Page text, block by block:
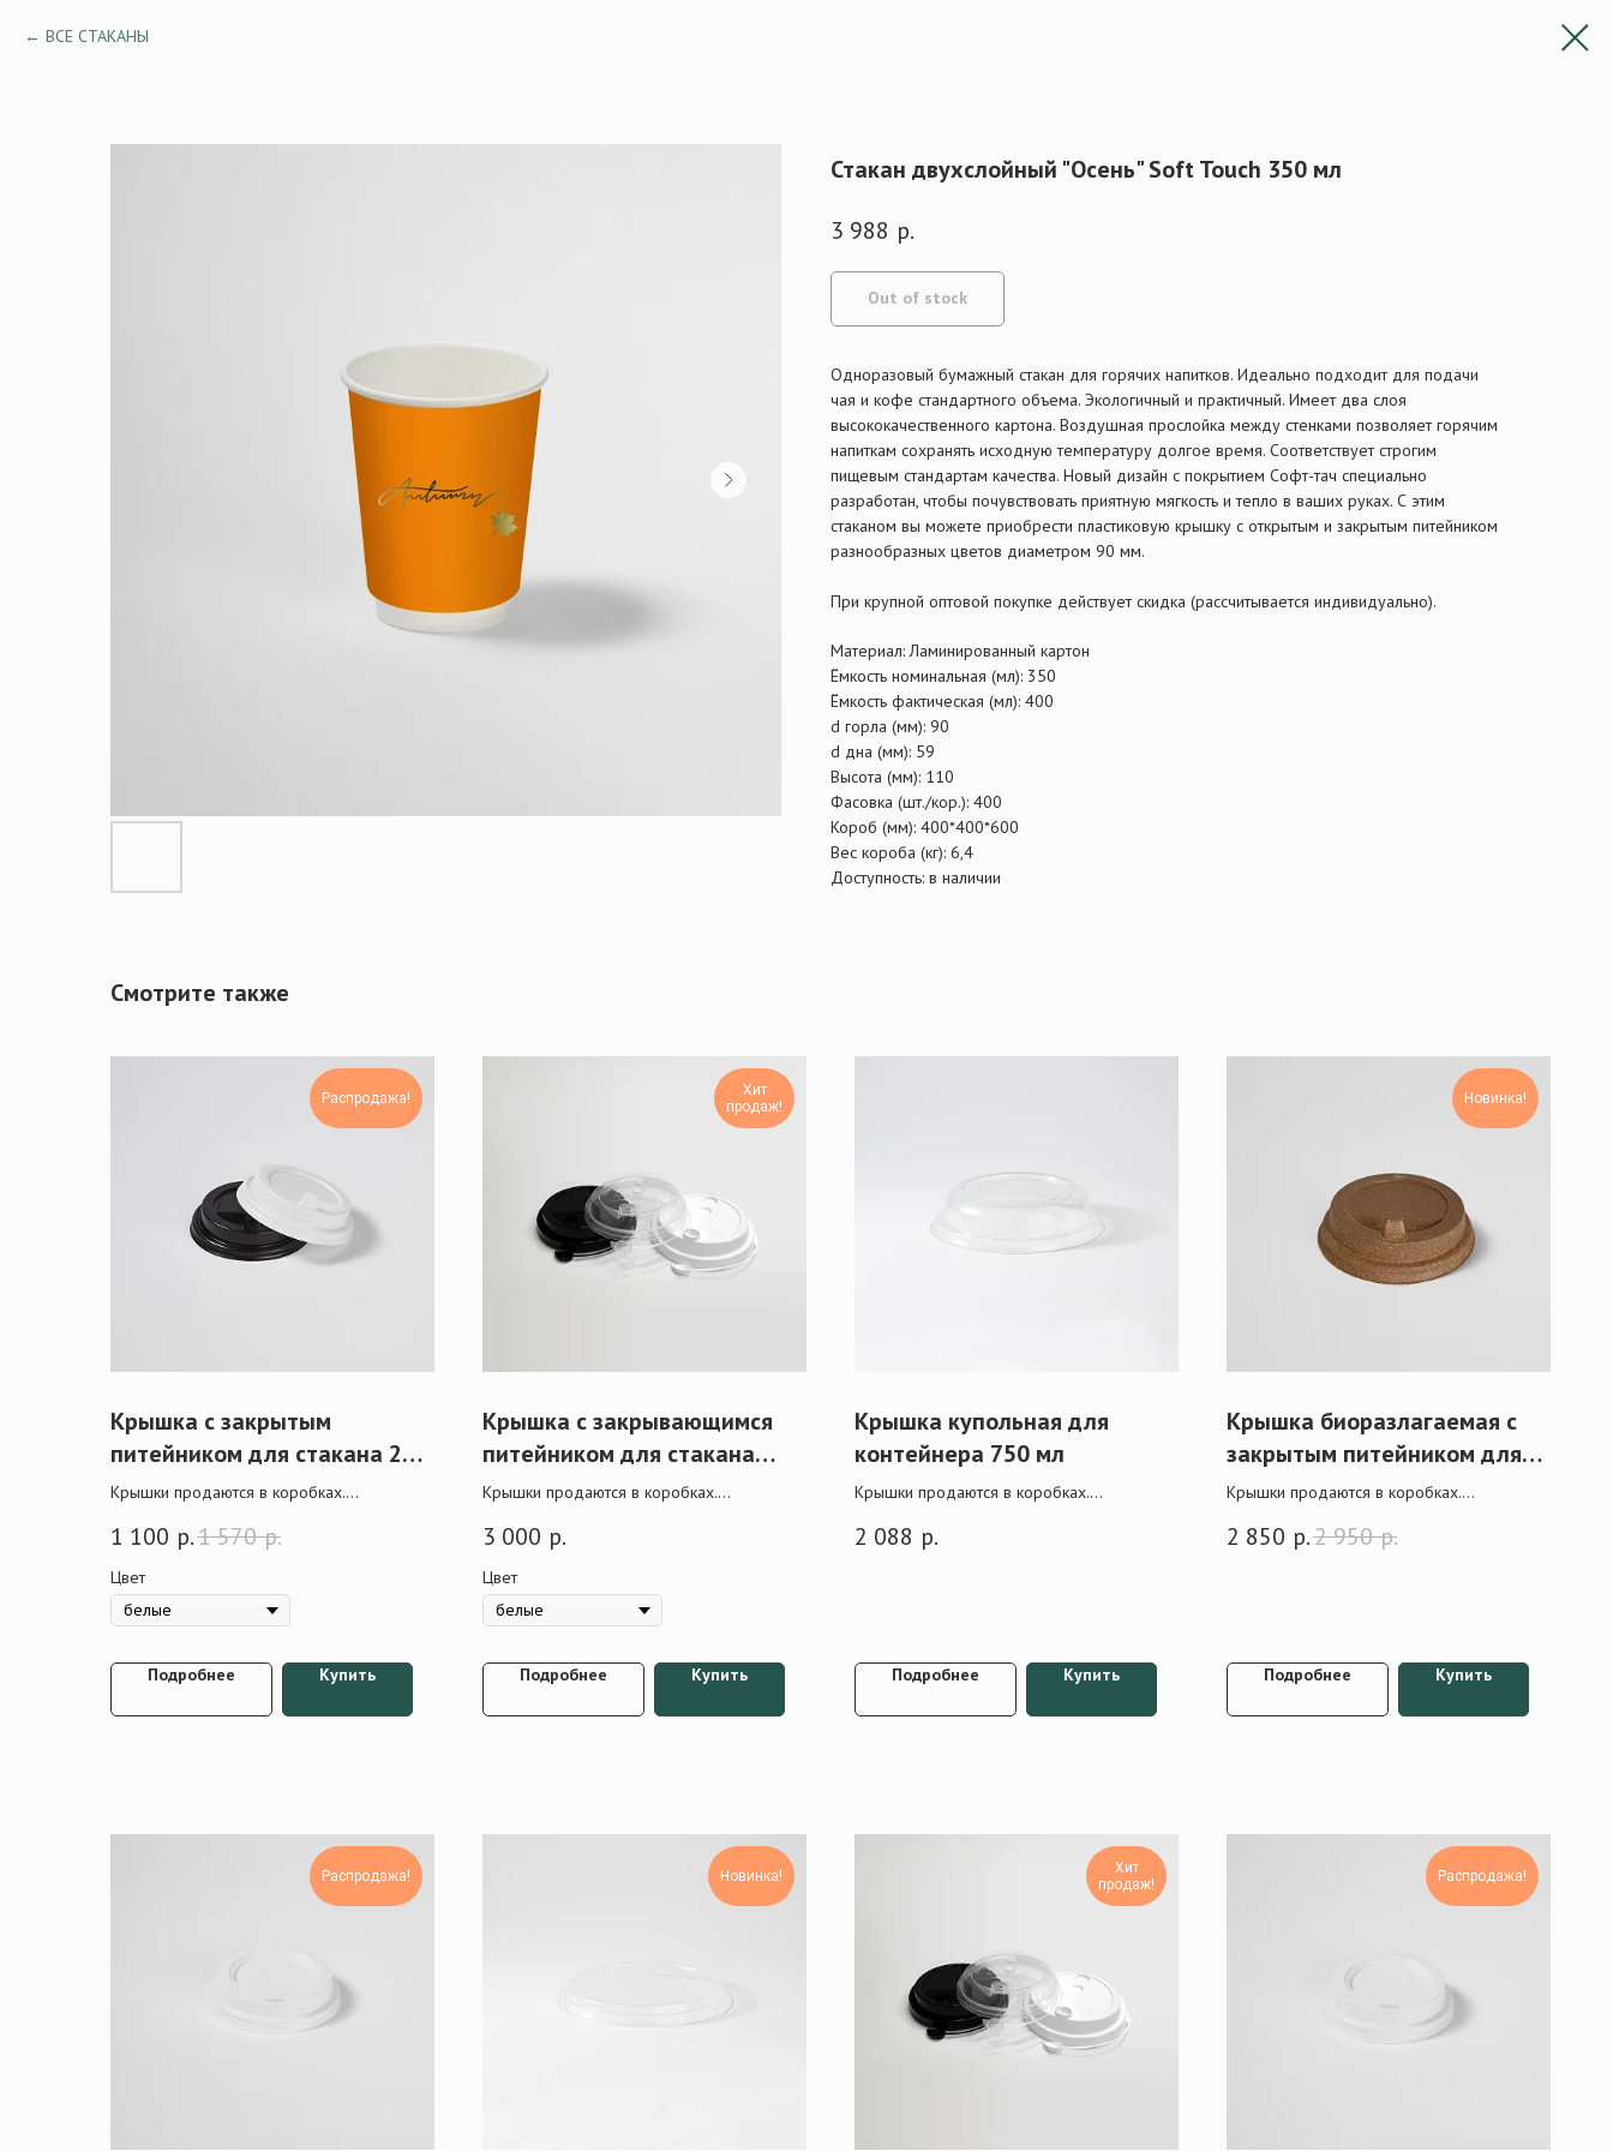
ВСЕ СТАКАНЫ
Стакан двухслойный "Осень" Soft Touch 350 мл
3 988 р.
Out of stock
Одноразовый бумажный стакан для горячих напитков. Идеально подходит для подачи
чая и кофе стандартного объема. Экологичный и практичный. Имеет два слоя
высококачественного картона. Воздушная прослойка между стенками позволяет горячим
напиткам сохранять исходную температуру долгое время. Соответствует строгим
пищевым стандартам качества. Новый дизайн с покрытием Софт-тач специально
разработан, чтобы почувствовать приятную мягкость и тепло в ваших руках. С этим
стаканом вы можете приобрести пластиковую крышку с открытым и закрытым питейником
разнообразных цветов диаметром 90 мм.
При крупной оптовой покупке действует скидка (рассчитывается индивидуально).
Материал: Ламинированный картон
Ёмкость номинальная (мл): 350
Ёмкость фактическая (мл): 400
d горла (мм): 90
d дна (мм): 59
Высота (мм): 110
Фасовка (шт./кор.): 400
Короб (мм): 400*400*600
Вес короба (кг): 6,4
Доступность: в наличии
Смотрите также
Распродажа!
Крышка с закрытым
питейником для стакана 250
мл
Крышки продаются в коробках.
скидка.
1 100 р.1 570 р.
Цвет
Подробнее Купить
Хит
продаж!
Крышка с закрывающимся
питейником для стакана
350/400/500 мл
Крышки продаются в коробках.
скидка.
3 000 р.
Цвет
Подробнее Купить
Крышка купольная для
контейнера 750 мл
Крышки продаются в коробках.
скидка.
2 088 р.
Подробнее Купить
Новинка!
Крышка биоразлагаемая с
закрытым питейником для
стакана 350/400/500 мл
Крышки продаются в коробках.
скидка.
2 850 р.2 950 р.
Подробнее Купить
Распродажа! Новинка!
Хит
продаж!
Распродажа!